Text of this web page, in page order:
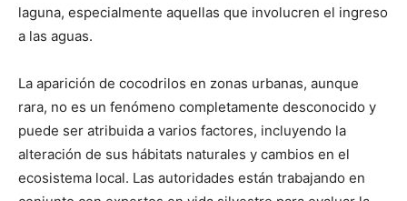
laguna, especialmente aquellas que involucren el ingreso
a las aguas.
La aparición de cocodrilos en zonas urbanas, aunque
rara, no es un fenómeno completamente desconocido y
puede ser atribuida a varios factores, incluyendo la
alteración de sus hábitats naturales y cambios en el
ecosistema local. Las autoridades están trabajando en